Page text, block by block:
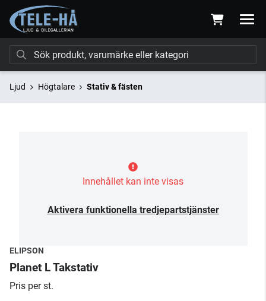
Ljud Högtalare Stativ & fästen
Innehållet kan inte visas
Aktivera funktionella tredjepartstjänster
ELIPSON
Planet L Takstativ
Pris per st.